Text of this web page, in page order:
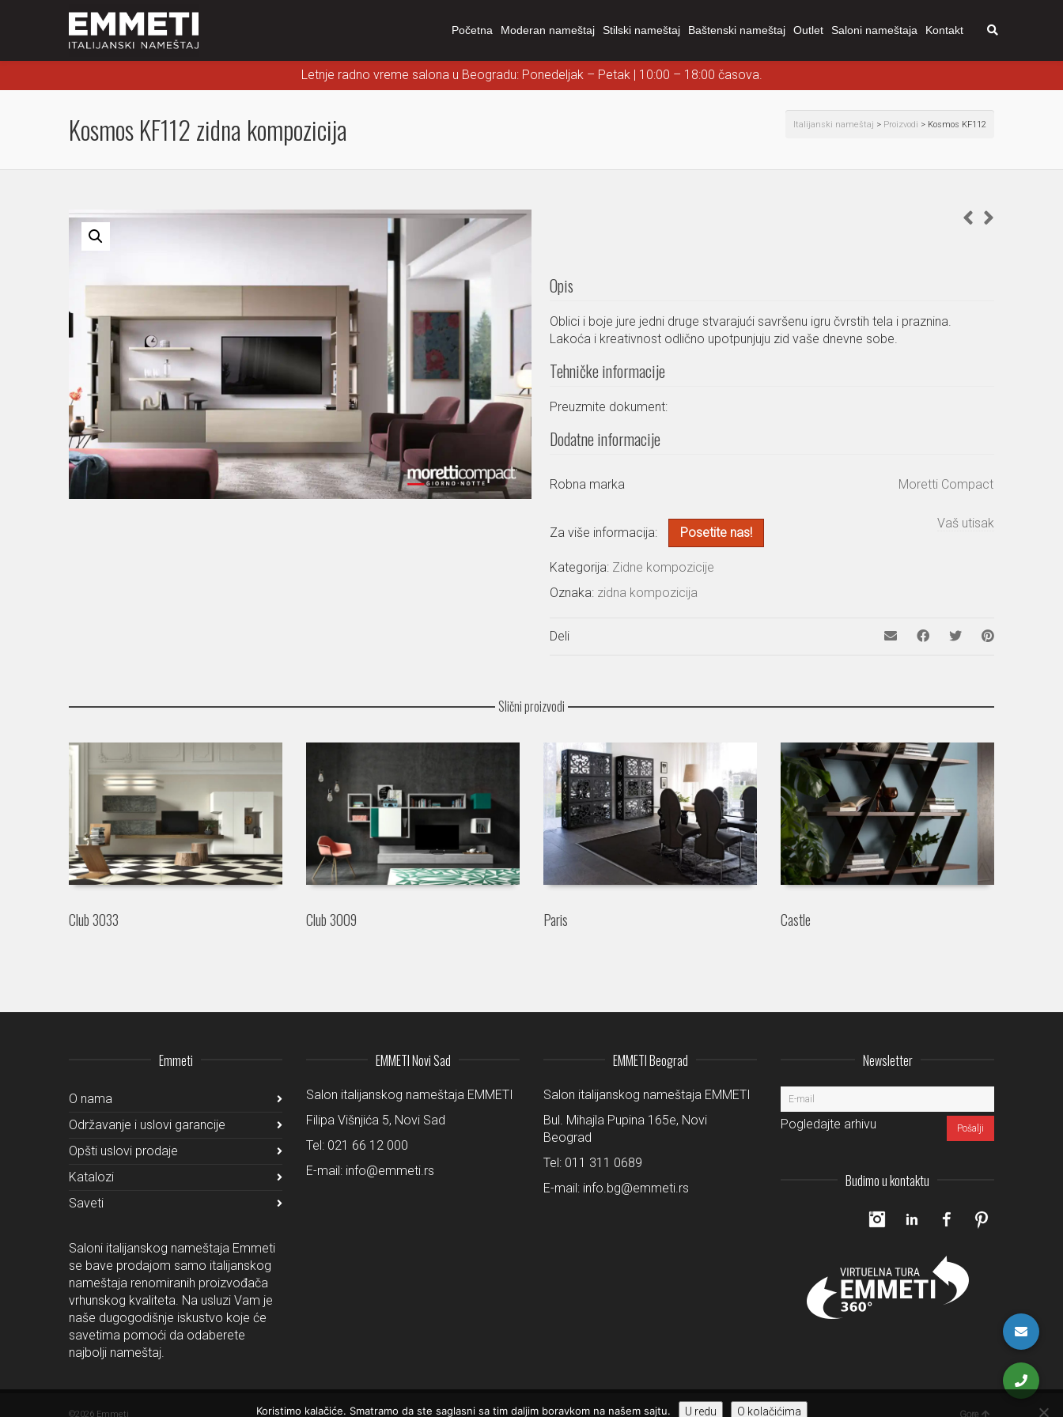
Početna Moderan nameštaj Stilski nameštaj Baštenski nameštaj Outlet Saloni nameštaja Kontakt
Letnje radno vreme salona u Beogradu: Ponedeljak – Petak | 10:00 – 18:00 časova.
Kosmos KF112 zidna kompozicija Italijanski nameštaj > Proizvodi > Kosmos KF112
Opis
Oblici i boje jure jedni druge stvarajući savršenu igru čvrstih tela i praznina.
Lakoća i kreativnost odlično upotpunjuju zid vaše dnevne sobe.
Tehničke informacije
Preuzmite dokument:
Dodatne informacije
Robna marka Moretti Compact
Za više informacija: Posetite nas!
Vaš utisak
Kategorija: Zidne kompozicije
Oznaka: zidna kompozicija
Deli
Slični proizvodi
Club 3033 Club 3009 Paris Castle
Emmeti
O nama
Održavanje i uslovi garancije
Opšti uslovi prodaje
Katalozi
Saveti
Saloni italijanskog nameštaja Emmeti
se bave prodajom samo italijanskog
nameštaja renomiranih proizvođača
vrhunskog kvaliteta. Na usluzi Vam je
naše dugogodišnje iskustvo koje će
savetima pomoći da odaberete
najbolji nameštaj.
EMMETI Novi Sad
Salon italijanskog nameštaja EMMETI
Filipa Višnjića 5, Novi Sad
Tel: 021 66 12 000
E-mail: info@emmeti.rs
EMMETI Beograd
Salon italijanskog nameštaja EMMETI
Bul. Mihajla Pupina 165e, Novi
Beograd
Tel: 011 311 0689
E-mail: info.bg@emmeti.rs
Newsletter
Pogledajte arhivu
Budimo u kontaktu
InstagramLinkedIn Facebook
©2026 Emmeti Gore
Koristimo kalačiće. Smatramo da ste saglasni sa tim daljim boravkom na našem sajtu. U redu O kolačićima